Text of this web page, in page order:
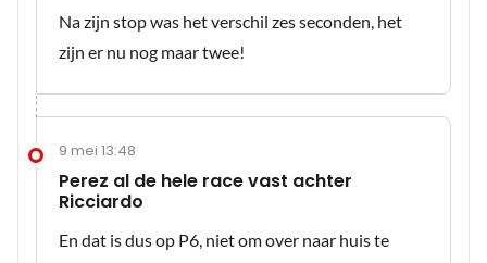
Na zijn stop was het verschil zes seconden, het
zijn er nu nog maar twee!
9 mei 13:48
Perez al de hele race vast achter
Ricciardo
En dat is dus op P6, niet om over naar huis te